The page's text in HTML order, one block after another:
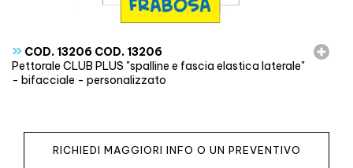
» COD. 13206 COD. 13206
Pettorale CLUB PLUS "spalline e fascia elastica laterale"
- bifacciale - personalizzato
RICHIEDI MAGGIORI INFO O UN PREVENTIVO